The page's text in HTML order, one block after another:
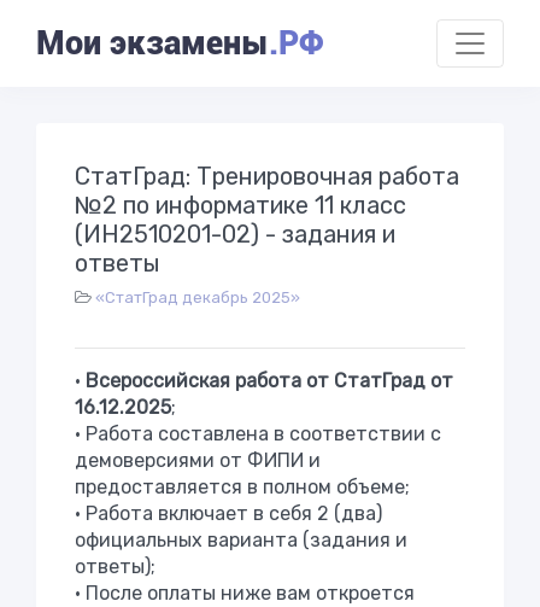
Мои экзамены.РФ
СтатГрад: Тренировочная работа
№2 по информатике 11 класс
(ИН2510201-02) - задания и
ответы
«СтатГрад декабрь 2025»
• Всероссийская работа от СтатГрад от
16.12.2025;
• Работа составлена в соответствии с
демоверсиями от ФИПИ и
предоставляется в полном объеме;
• Работа включает в себя 2 (два)
официальных варианта (задания и
ответы);
• После оплаты ниже вам откроется